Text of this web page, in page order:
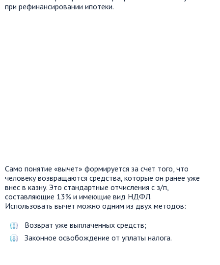
при рефинансировании ипотеки.
Само понятие «вычет» формируется за счет того, что
человеку возвращаются средства, которые он ранее уже
внес в казну. Это стандартные отчисления с з/п,
составляющие 13% и имеющие вид НДФЛ.
Использовать вычет можно одним из двух методов:
Возврат уже выплаченных средств;
Законное освобождение от уплаты налога.